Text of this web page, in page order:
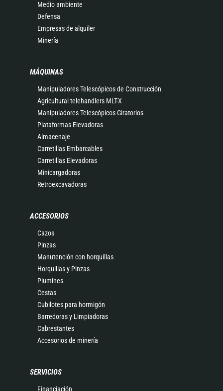
Medio ambiente
Defensa
Empresas de alquiler
Minería
MÁQUINAS
Manipuladores Telescópicos de Construcción
Agricultural telehandlers MLT-X
Manipuladores Telescópicos Giratorios
Plataformas Elevadoras
Almacenaje
Carretillas Embarcables
Carretillas Elevadoras
Minicargadoras
Retroexcavadoras
ACCESORIOS
Cazos
Pinzas
Manutención con horquillas
Horquillas y Pinzas
Plumines
Cestas
Cubilotes para hormigón
Barredoras y Limpiadoras
Cabrestantes
Accesorios de minería
SERVICIOS
Financiación